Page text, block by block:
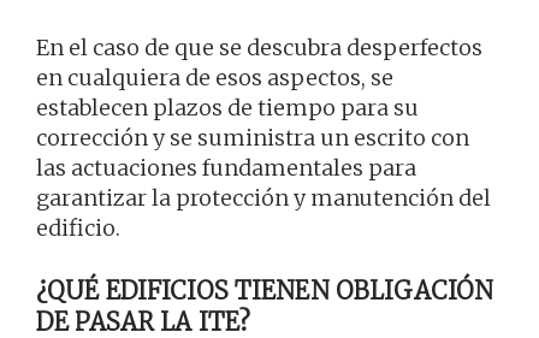
En el caso de que se descubra desperfectos
en cualquiera de esos aspectos, se
establecen plazos de tiempo para su
corrección y se suministra un escrito con
las actuaciones fundamentales para
garantizar la protección y manutención del
edificio.
¿QUÉ EDIFICIOS TIENEN OBLIGACIÓN
DE PASAR LA ITE?